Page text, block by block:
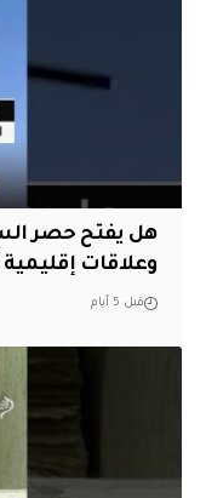
هل يفتح حصر
وعلاقات إقليمية
قبل 5 أيام